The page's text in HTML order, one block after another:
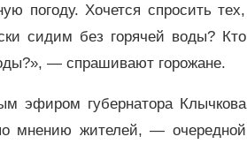
погоду. Хочется спросить тех,
сидим без горячей воды? Кто
— спрашивают горожане.
эфиром губернатора Клычкова
мнению жителей, — очередной